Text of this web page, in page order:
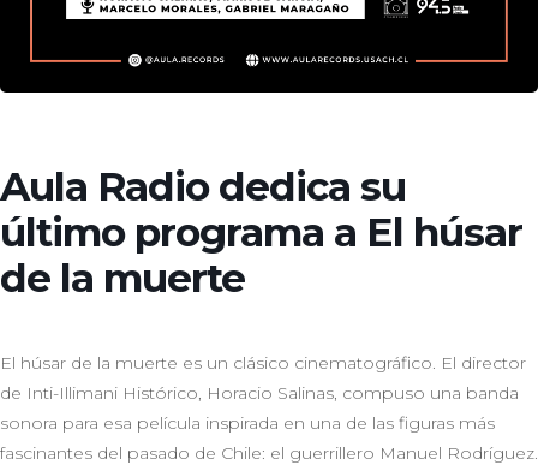
Aula Radio dedica su
último programa a El húsar
de la muerte
El húsar de la muerte es un clásico cinematográfico. El director
de Inti-Illimani Histórico, Horacio Salinas, compuso una banda
sonora para esa película inspirada en una de las figuras más
fascinantes del pasado de Chile: el guerrillero Manuel Rodríguez.